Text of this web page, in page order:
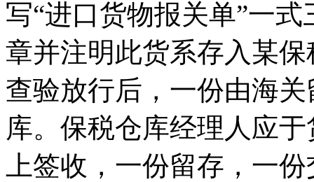
写“进口货物报关单”一
章并注明此货系存入某
查验放行后，一份由海
库。保税仓库经理人应
上签收，一份留存，一